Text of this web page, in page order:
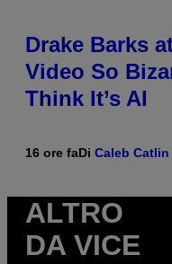
Drake Barks
Video So
Think It’s AI
16 ore faDi Caleb Catlin
ALTRO
DA VICE